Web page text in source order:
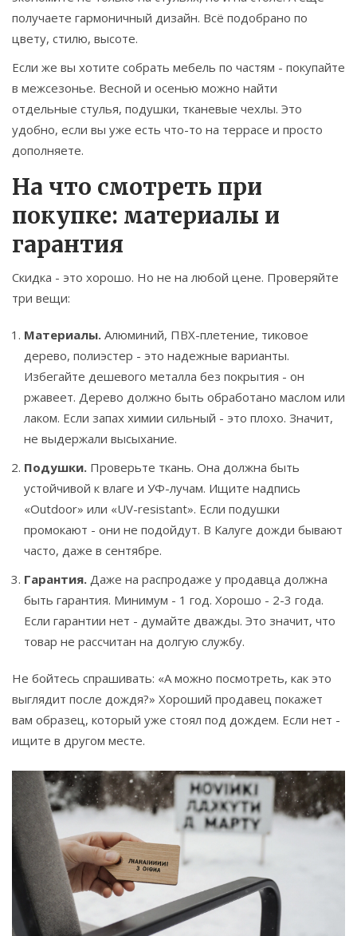
получаете гармоничный дизайн. Всё подобрано по
цвету, стилю, высоте.
Если же вы хотите собрать мебель по частям - покупайте
в межсезонье. Весной и осенью можно найти
отдельные стулья, подушки, тканевые чехлы. Это
удобно, если вы уже есть что-то на террасе и просто
дополняете.
На что смотреть при
покупке: материалы и
гарантия
Скидка - это хорошо. Но не на любой цене. Проверяйте
три вещи:
Материалы. Алюминий, ПВХ-плетение, тиковое
дерево, полиэстер - это надежные варианты.
Избегайте дешевого металла без покрытия - он
ржавеет. Дерево должно быть обработано маслом или
лаком. Если запах химии сильный - это плохо. Значит,
не выдержали высыхание.
Подушки. Проверьте ткань. Она должна быть
устойчивой к влаге и УФ-лучам. Ищите надпись
«Outdoor» или «UV-resistant». Если подушки
промокают - они не подойдут. В Калуге дожди бывают
часто, даже в сентябре.
Гарантия. Даже на распродаже у продавца должна
быть гарантия. Минимум - 1 год. Хорошо - 2-3 года.
Если гарантии нет - думайте дважды. Это значит, что
товар не рассчитан на долгую службу.
Не бойтесь спрашивать: «А можно посмотреть, как это
выглядит после дождя?» Хороший продавец покажет
вам образец, который уже стоял под дождем. Если нет -
ищите в другом месте.